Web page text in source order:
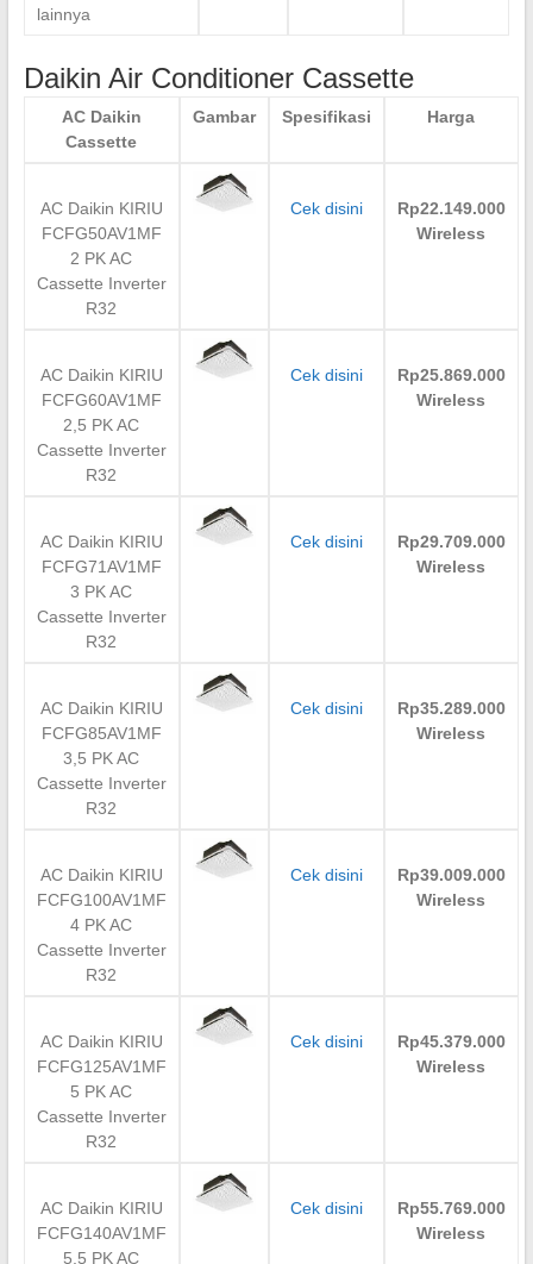
lainnya
Daikin Air Conditioner Cassette
AC Daikin
Cassette
Gambar Spesifikasi Harga
AC Daikin KIRIU
FCFG50AV1MF
2 PK AC
Cassette Inverter
R32
Cek disini
Rp22.149.000
Wireless
AC Daikin KIRIU
FCFG60AV1MF
2,5 PK AC
Cassette Inverter
R32
Cek disini
Rp25.869.000
Wireless
AC Daikin KIRIU
FCFG71AV1MF
3 PK AC
Cassette Inverter
R32
Cek disini
Rp29.709.000
Wireless
AC Daikin KIRIU
FCFG85AV1MF
3,5 PK AC
Cassette Inverter
R32
Cek disini
Rp35.289.000
Wireless
AC Daikin KIRIU
FCFG100AV1MF
4 PK AC
Cassette Inverter
R32
Cek disini
Rp39.009.000
Wireless
AC Daikin KIRIU
FCFG125AV1MF
5 PK AC
Cassette Inverter
R32
Cek disini
Rp45.379.000
Wireless
AC Daikin KIRIU
FCFG140AV1MF
5,5 PK AC
Cek disini
Rp55.769.000
Wireless